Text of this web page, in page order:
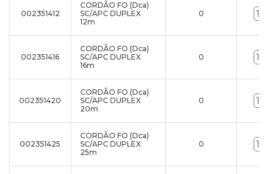
002351412
CORDÃO FO (Dca)
SC/APC DUPLEX
12m
0
002351416
CORDÃO FO (Dca)
SC/APC DUPLEX
16m
0
002351420
CORDÃO FO (Dca)
SC/APC DUPLEX
20m
0
002351425
CORDÃO FO (Dca)
SC/APC DUPLEX
25m
0